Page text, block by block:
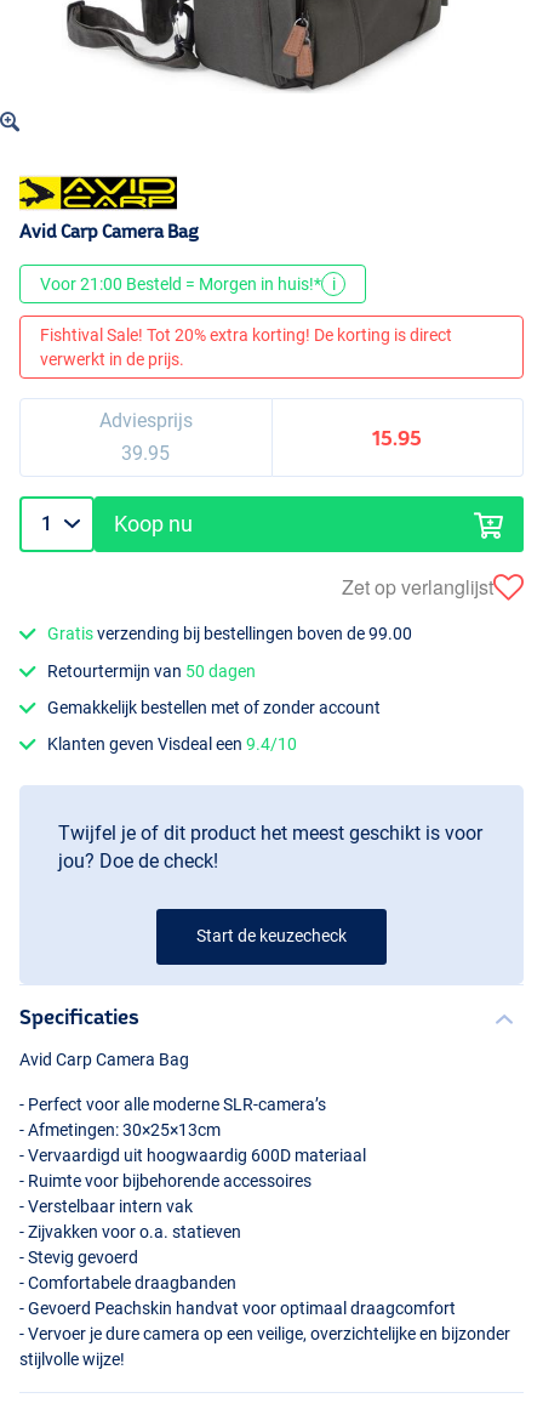
Avid Carp Camera Bag
Voor 21:00 Besteld = Morgen in huis!* i
Fishtival Sale! Tot 20% extra korting! De korting is direct
verwerkt in de prijs.
Adviesprijs
39.95
15.95
Koop nu
Zet op verlanglijst
Gratisverzending bij bestellingen boven de 99.00
Retourtermijn van 50 dagen
Gemakkelijk bestellen met of zonder account
Klanten geven Visdeal een9.4/10
Twijfel je of dit product het meest geschikt is voor
jou? Doe de check!
Start de keuzecheck
Specificaties
Avid Carp Camera Bag
- Perfect voor alle moderneSLR-camera’s
- Afmetingen: 30×25×13cm
- Vervaardigd uit hoogwaardig 600D materiaal
- Ruimte voor bijbehorende accessoires
- Verstelbaar intern vak
- Zijvakken voor o.a. statieven
- Stevig gevoerd
- Comfortabele draagbanden
- Gevoerd Peachskin handvat voor optimaal draagcomfort
- Vervoer je dure camera op een veilige, overzichtelijke en bijzonder
stijlvolle wijze!